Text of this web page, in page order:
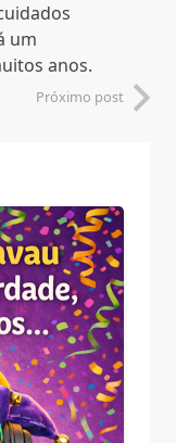
um
anos.
Próximo post